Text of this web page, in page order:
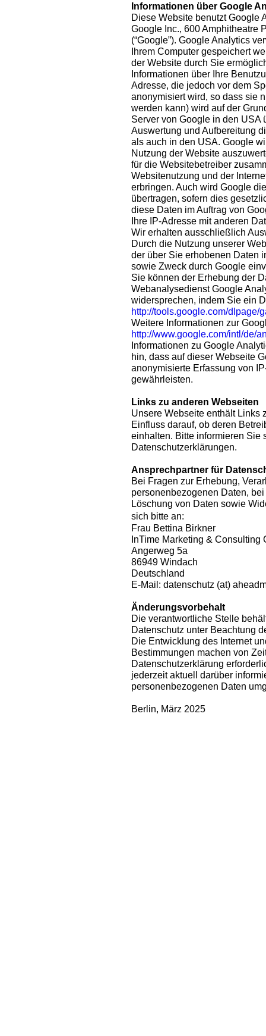
Informationen über Google
Diese Website benutzt Google
Google Inc., 600 Amphitheatre
(“Google”). Google Analytics
Ihrem Computer gespeichert
der Website durch Sie
Informationen über Ihre
Adresse, die jedoch vor dem
anonymisiert wird, so dass sie
werden kann) wird auf der
Server von Google in den USA
Auswertung und Aufbereitung
als auch in den USA. Google
Nutzung der Website
für die Websitebetreiber
Websitenutzung und der
erbringen. Auch wird Google
übertragen, sofern dies
diese Daten im Auftrag von
Ihre IP-Adresse mit anderen
Wir erhalten ausschließlich
Durch die Nutzung unserer
der über Sie erhobenen Daten
sowie Zweck durch Google
Sie können der Erhebung der
Webanalysedienst Google
widersprechen, indem Sie ein
http://tools.google.com/dlpage/
Weitere Informationen zur
http://www.google.com/intl/de/
Informationen zu Google
hin, dass auf dieser Webseite
anonymisierte Erfassung von
gewährleisten.
Links zu anderen Webseiten
Unsere Webseite enthält Links
Einfluss darauf, ob deren
einhalten. Bitte informieren Sie
Datenschutzerklärungen.
Ansprechpartner für
Bei Fragen zur Erhebung,
personenbezogenen Daten,
Löschung von Daten sowie
sich bitte an:
Frau Bettina Birkner
InTime Marketing & Consulting
Angerweg 5a
86949 Windach
Deutschland
E-Mail: datenschutz (at)
Änderungsvorbehalt
Die verantwortliche Stelle
Datenschutz unter Beachtung
Die Entwicklung des Internet
Bestimmungen machen von
Datenschutzerklärung
jederzeit aktuell darüber
personenbezogenen Daten
Berlin, März 2025